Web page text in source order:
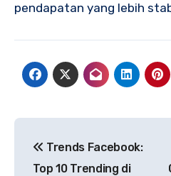
pendapatan yang lebih
navigation
Trends Facebook:
Top 10 Trending di